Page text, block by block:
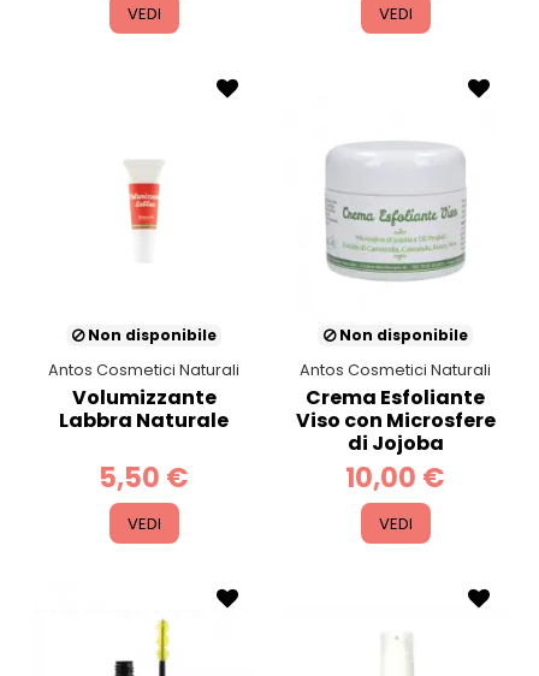
VEDI VEDI
Non disponibile
Antos Cosmetici Naturali
Volumizzante
Labbra Naturale
5,50 €
VEDI
Non disponibile
Antos Cosmetici Naturali
Crema Esfoliante
Viso con Microsfere
di Jojoba
10,00 €
VEDI